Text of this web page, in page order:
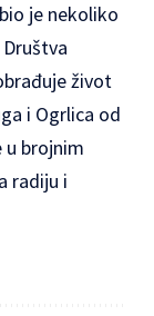
je nekoliko
život
i Ogrlica od
u brojnim
radiju i